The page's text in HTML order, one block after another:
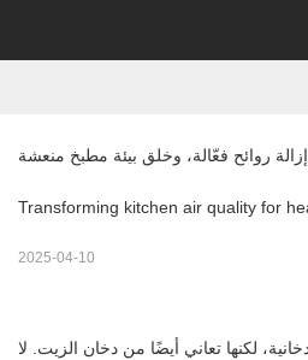
روائح فعّالة، وخلق بيئة مطبخ منعشة
Transforming kitchen air quality for
2025-04-10
لكنها تعاني أيضًا من دخان الزيت. لا